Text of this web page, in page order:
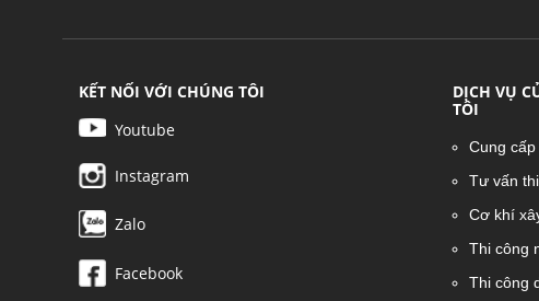
KẾT NỐI VỚI CHÚNG TÔI
Youtube
Instagram
Zalo
Facebook
DỊCH VỤ
TÔI
Cung
Tư vấn
Cơ khí
Thi công
Thi công